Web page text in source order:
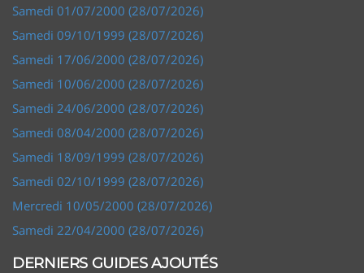
Samedi 01/07/2000 (28/07/2026)
Samedi 09/10/1999 (28/07/2026)
Samedi 17/06/2000 (28/07/2026)
Samedi 10/06/2000 (28/07/2026)
Samedi 24/06/2000 (28/07/2026)
Samedi 08/04/2000 (28/07/2026)
Samedi 18/09/1999 (28/07/2026)
Samedi 02/10/1999 (28/07/2026)
Mercredi 10/05/2000 (28/07/2026)
Samedi 22/04/2000 (28/07/2026)
DERNIERS GUIDES AJOUTÉS